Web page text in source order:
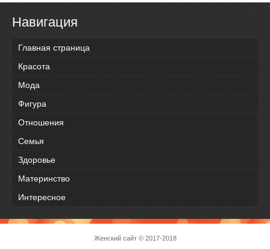
Навигация
Главная страница
Красота
Мода
Фигура
Отношения
Семья
Здоровье
Материнство
Интересное
Женский сайт© 2017-2018